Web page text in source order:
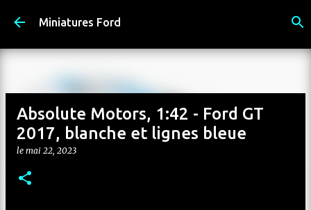
Accéder au contenu principal
Miniatures Ford
Absolute Motors, 1:42 - Ford GT
2017, blanche et lignes bleue
le mai 22, 2023